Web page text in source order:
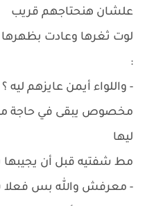
علشان هنحتاجهم قريب
لوت ثغرها وعادت
:
- واللواء أيمن عايزهم
مخصوص يبقى في حاجة
ليها
مط شفتيه قبل أن يجيبها
- معرفش والله بس